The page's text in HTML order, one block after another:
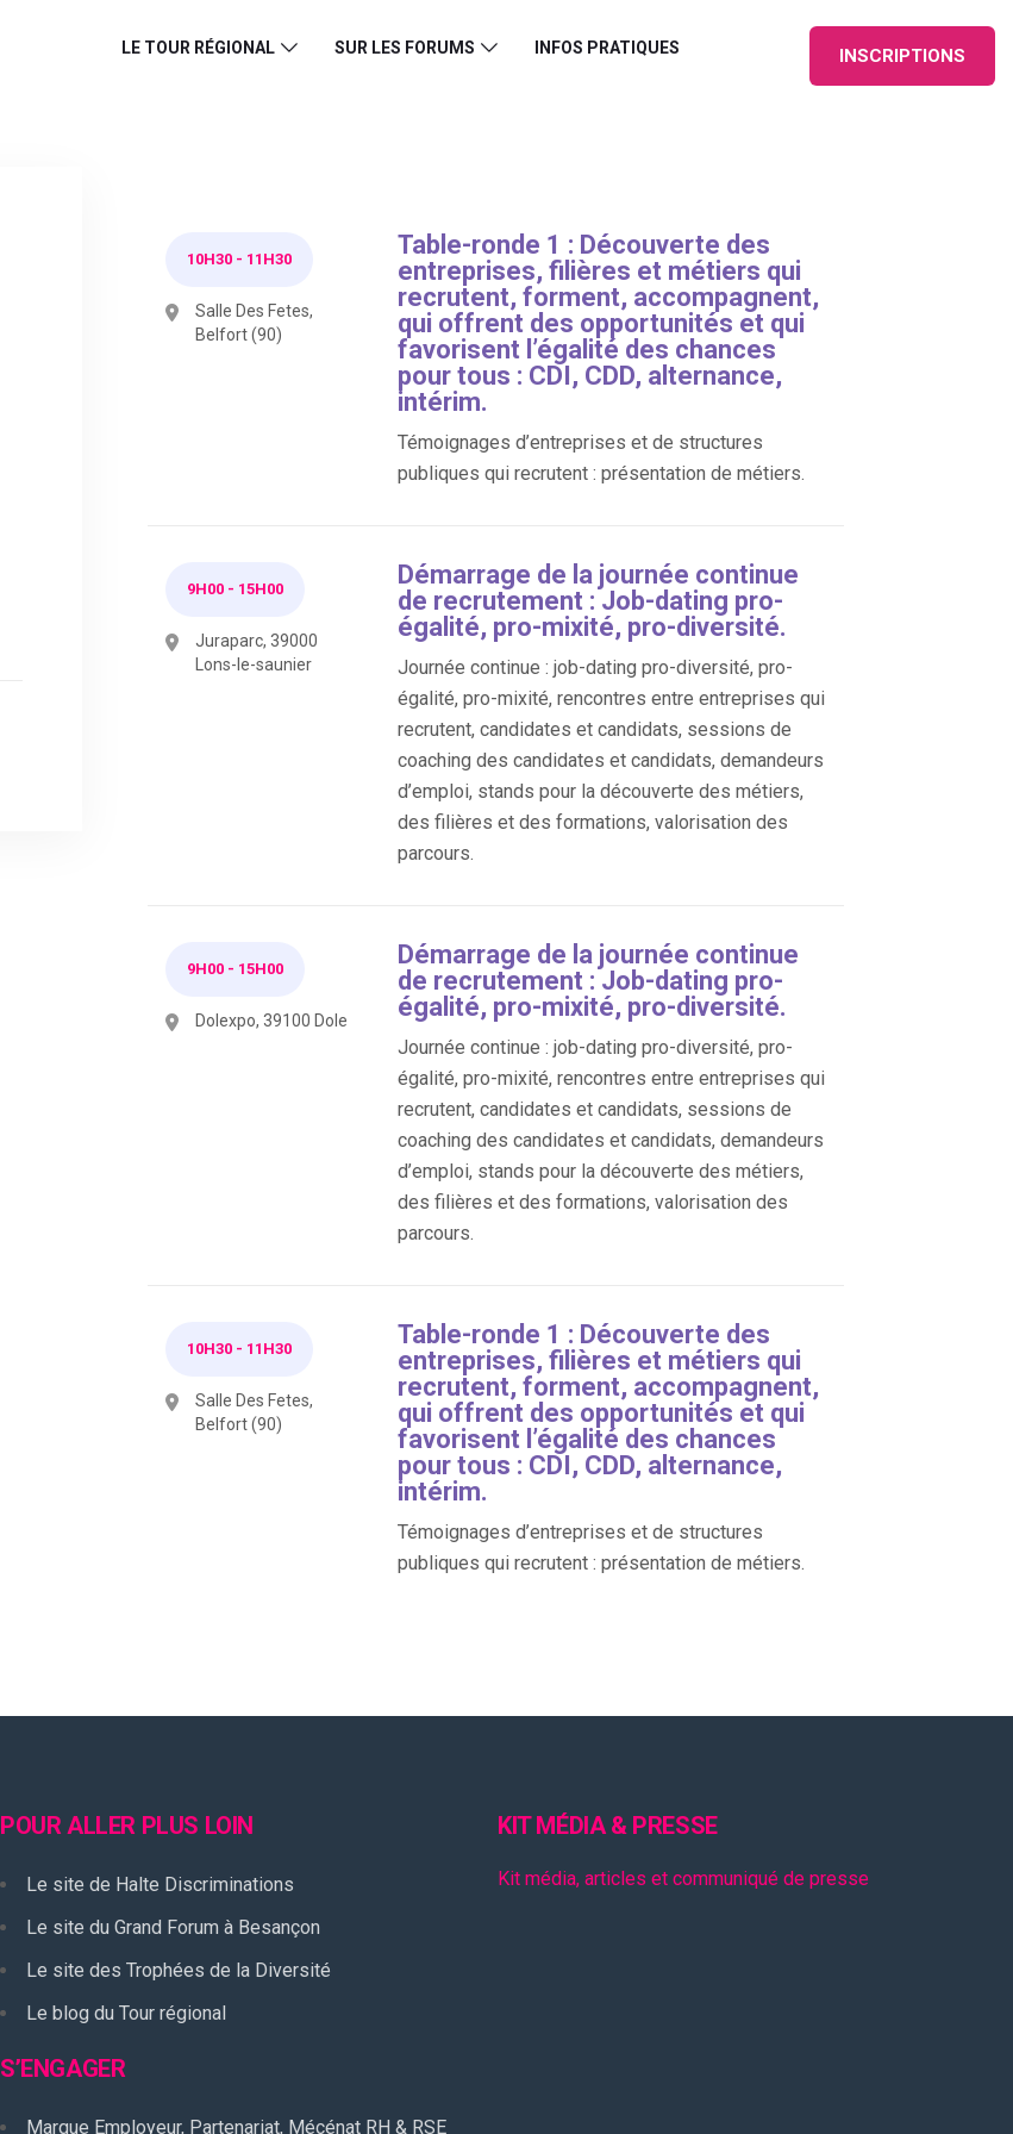
LE TOUR RÉGIONAL SUR LES FORUMS INFOS PRATIQUES INSCRIPTIONS
10H30 - 11H30
Salle Des Fetes,
Belfort (90)
Table-ronde 1 : Découverte des
entreprises, filières et métiers qui
recrutent, forment, accompagnent,
qui offrent des opportunités et qui
favorisent l’égalité des chances
pour tous : CDI, CDD, alternance,
intérim.
Témoignages d’entreprises et de structures
publiques qui recrutent : présentation de métiers.
9H00 - 15H00
Juraparc, 39000
Lons-le-saunier
Démarrage de la journée continue
de recrutement : Job-dating pro-
égalité, pro-mixité, pro-diversité.
Journée continue : job-dating pro-diversité, pro-
égalité, pro-mixité, rencontres entre entreprises qui
recrutent, candidates et candidats, sessions de
coaching des candidates et candidats, demandeurs
d’emploi, stands pour la découverte des métiers,
des filières et des formations, valorisation des
parcours.
9H00 - 15H00
Dolexpo, 39100 Dole
Démarrage de la journée continue
de recrutement : Job-dating pro-
égalité, pro-mixité, pro-diversité.
Journée continue : job-dating pro-diversité, pro-
égalité, pro-mixité, rencontres entre entreprises qui
recrutent, candidates et candidats, sessions de
coaching des candidates et candidats, demandeurs
d’emploi, stands pour la découverte des métiers,
des filières et des formations, valorisation des
parcours.
10H30 - 11H30
Salle Des Fetes,
Belfort (90)
Table-ronde 1 : Découverte des
entreprises, filières et métiers qui
recrutent, forment, accompagnent,
qui offrent des opportunités et qui
favorisent l’égalité des chances
pour tous : CDI, CDD, alternance,
intérim.
Témoignages d’entreprises et de structures
publiques qui recrutent : présentation de métiers.
POUR ALLER PLUS LOIN
Le site de Halte Discriminations
Le site du Grand Forum à Besançon
Le site des Trophées de la Diversité
Le blog du Tour régional
S’ENGAGER
Marque Employeur, Partenariat, Mécénat RH & RSE
KIT MÉDIA & PRESSE
Kit média, articles et communiqué de presse